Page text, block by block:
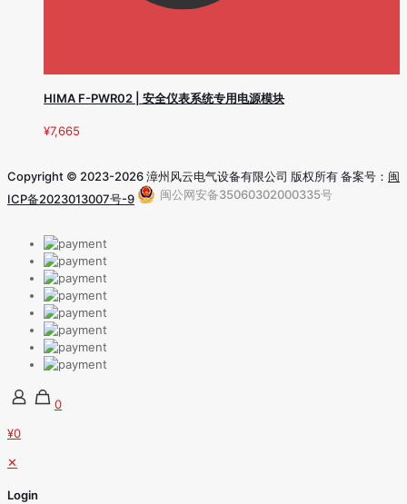
HIMA F-PWR02 | 安全仪表系统专用电源模块
¥7,665
Copyright © 2023-2026 漳州风云电气设备有限公司 版权所有 备案号： 闽
ICP备2023013007号-9
闽公网安备35060302000335号
0
¥0
✕
Login